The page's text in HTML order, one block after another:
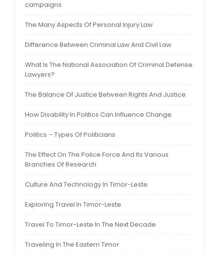
campaigns
The Many Aspects Of Personal Injury Law
Difference Between Criminal Law And Civil Law
What Is The National Association Of Criminal Defense
Lawyers?
The Balance Of Justice Between Rights And Justice
How Disability In Politics Can Influence Change
Politics – Types Of Politicians
The Effect On The Police Force And Its Various
Branches Of Research
Culture And Technology In Timor-Leste
Exploring Travel In Timor-Leste
Travel To Timor-Leste In The Next Decade
Traveling In The Eastern Timor